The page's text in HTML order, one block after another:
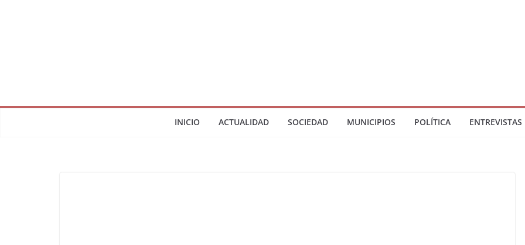
INICIO ACTUALIDAD SOCIEDAD MUNICIPIOS POLÍTICA ENTREVISTAS